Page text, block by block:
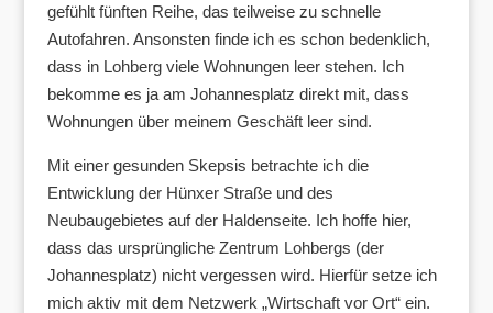
gefühlt fünften Reihe, das teilweise zu schnelle
Autofahren. Ansonsten finde ich es schon bedenklich,
dass in Lohberg viele Wohnungen leer stehen. Ich
bekomme es ja am Johannesplatz direkt mit, dass
Wohnungen über meinem Geschäft leer sind.
Mit einer gesunden Skepsis betrachte ich die
Entwicklung der Hünxer Straße und des
Neubaugebietes auf der Haldenseite. Ich hoffe hier,
dass das ursprüngliche Zentrum Lohbergs (der
Johannesplatz) nicht vergessen wird. Hierfür setze ich
mich aktiv mit dem Netzwerk „Wirtschaft vor Ort“ ein.